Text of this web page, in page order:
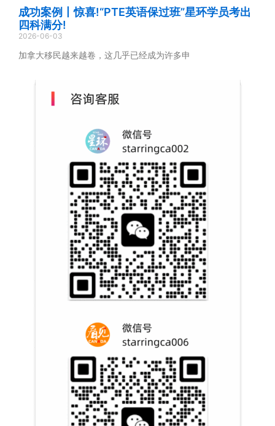
成功案例丨惊喜!“PTE英语保过班”星环学员考出
四科满分!
2026-06-03
加拿大移民越来越卷，这几乎已经成为许多申